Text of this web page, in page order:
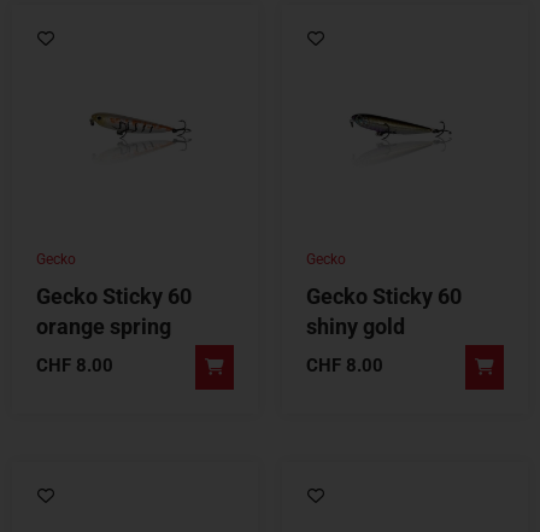
Gecko
Gecko Sticky 60
orange spring
CHF 8.00
Gecko
Gecko Sticky 60
shiny gold
CHF 8.00